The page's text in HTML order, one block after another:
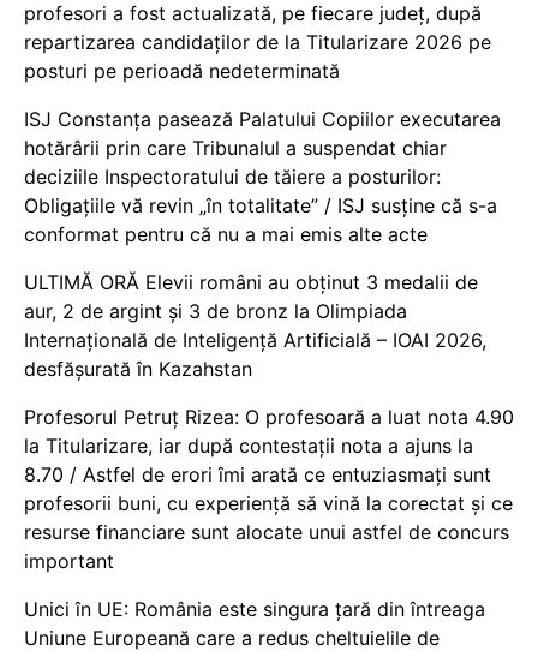
profesori a fost actualizată, pe fiecare județ, după
repartizarea candidaților de la Titularizare 2026 pe
posturi pe perioadă nedeterminată
ISJ Constanța pasează Palatului Copiilor executarea
hotărârii prin care Tribunalul a suspendat chiar
deciziile Inspectoratului de tăiere a posturilor:
Obligațiile vă revin „în totalitate” / ISJ susține că s-a
conformat pentru că nu a mai emis alte acte
ULTIMĂ ORĂ Elevii români au obținut 3 medalii de
aur, 2 de argint și 3 de bronz la Olimpiada
Internațională de Inteligență Artificială – IOAI 2026,
desfășurată în Kazahstan
Profesorul Petruț Rizea: O profesoară a luat nota 4.90
la Titularizare, iar după contestații nota a ajuns la
8.70 / Astfel de erori îmi arată ce entuziasmați sunt
profesorii buni, cu experiență să vină la corectat și ce
resurse financiare sunt alocate unui astfel de concurs
important
Unici în UE: România este singura țară din întreaga
Uniune Europeană care a redus cheltuielile de